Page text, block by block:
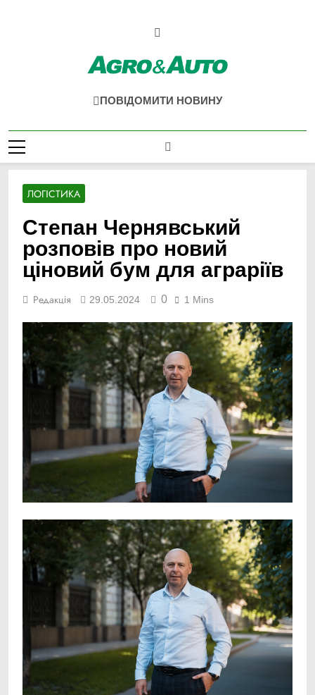
Agro & Auto
ПОВІДОМИТИ НОВИНУ
ЛОГІСТИКА
Cтепан Чернявський
розповів про новий
ціновий бум для аграріїв
Редакція 29.05.2024 0 1 Mins